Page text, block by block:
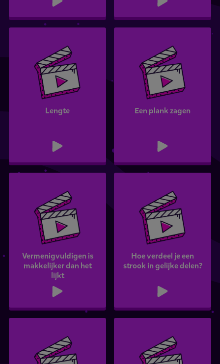
Lengte Een plank zagen
Vermenigvuldigen is
makkelijker dan het
lijkt
Hoe verdeel je een
strook in gelijke delen?